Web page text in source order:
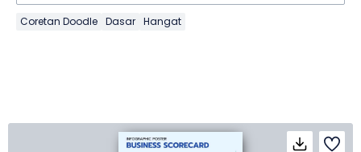
Coretan Doodle Dasar Hangat